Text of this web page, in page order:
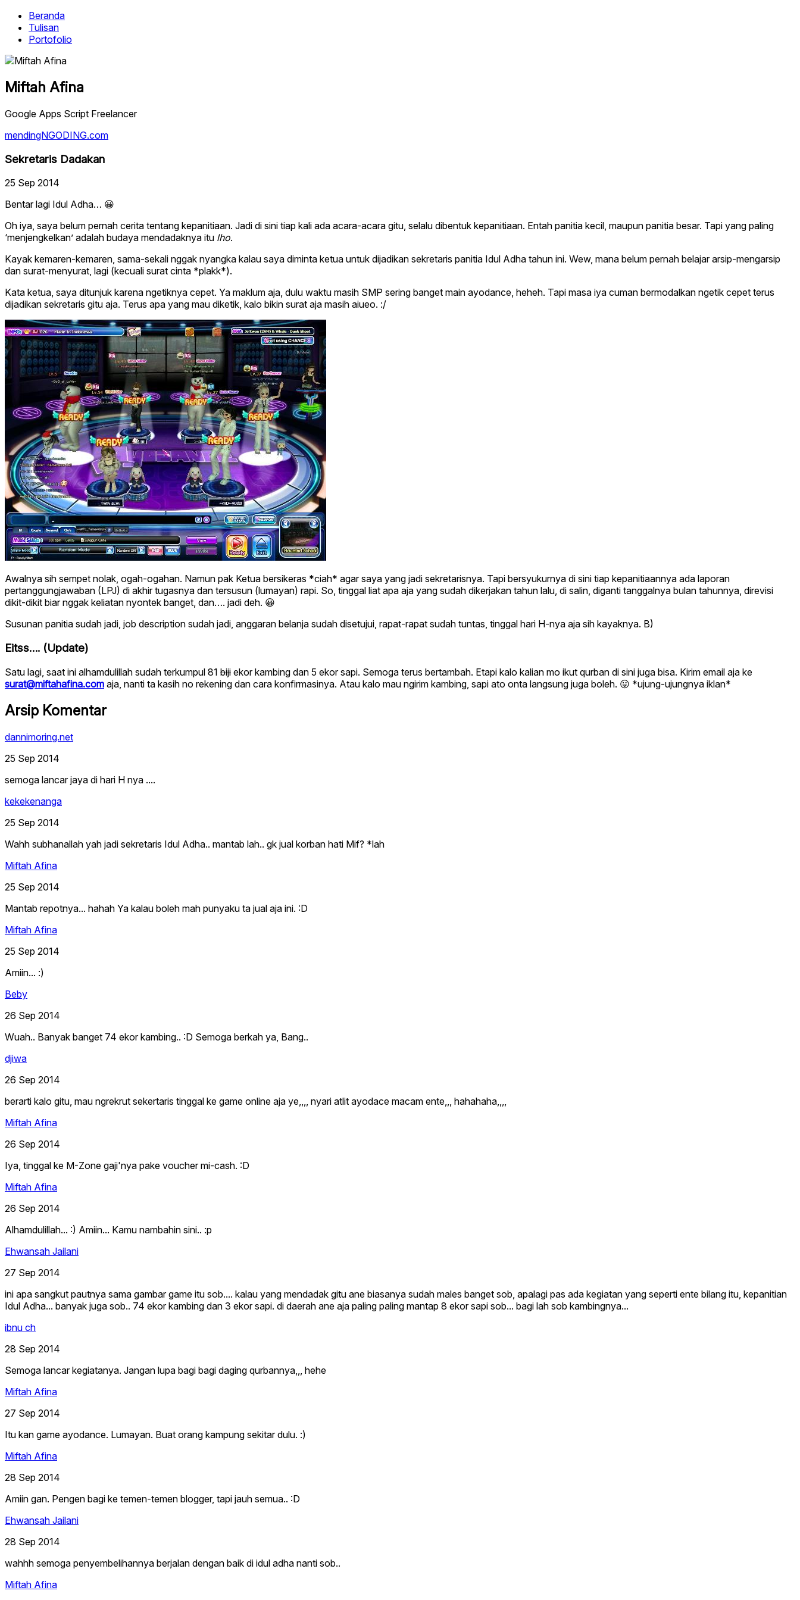
Beranda
Tulisan
Portofolio
Miftah Afina
Google Apps Script Freelancer
mendingNGODING.com
Sekretaris Dadakan
25 Sep 2014
Bentar lagi Idul Adha… 😀
Oh iya, saya belum pernah cerita tentang kepanitiaan. Jadi di sini tiap kali ada acara-acara gitu, selalu dibentuk kepanitiaan. Entah panitia kecil, maupun panitia besar. Tapi yang paling
‘menjengkelkan’ adalah budaya mendadaknya itu lho.
Kayak kemaren-kemaren, sama-sekali nggak nyangka kalau saya diminta ketua untuk dijadikan sekretaris panitia Idul Adha tahun ini. Wew, mana belum pernah belajar arsip-mengarsip
dan surat-menyurat, lagi (kecuali surat cinta *plakk*).
Kata ketua, saya ditunjuk karena ngetiknya cepet. Ya maklum aja, dulu waktu masih SMP sering banget main ayodance, heheh. Tapi masa iya cuman bermodalkan ngetik cepet terus
dijadikan sekretaris gitu aja. Terus apa yang mau diketik, kalo bikin surat aja masih aiueo. :/
Awalnya sih sempet nolak, ogah-ogahan. Namun pak Ketua bersikeras *ciah* agar saya yang jadi sekretarisnya. Tapi bersyukurnya di sini tiap kepanitiaannya ada laporan
pertanggungjawaban (LPJ) di akhir tugasnya dan tersusun (lumayan) rapi. So, tinggal liat apa aja yang sudah dikerjakan tahun lalu, di salin, diganti tanggalnya bulan tahunnya, direvisi
dikit-dikit biar nggak keliatan nyontek banget, dan…. jadi deh. 😀
Susunan panitia sudah jadi, job description sudah jadi, anggaran belanja sudah disetujui, rapat-rapat sudah tuntas, tinggal hari H-nya aja sih kayaknya. B)
Eitss…. (Update)
Satu lagi, saat ini alhamdulillah sudah terkumpul 81 biji ekor kambing dan 5 ekor sapi. Semoga terus bertambah. Etapi kalo kalian mo ikut qurban di sini juga bisa. Kirim email aja ke
surat@miftahafina.com aja, nanti ta kasih no rekening dan cara konfirmasinya. Atau kalo mau ngirim kambing, sapi ato onta langsung juga boleh. 😛 *ujung-ujungnya iklan*
Arsip Komentar
dannimoring.net
25 Sep 2014
semoga lancar jaya di hari H nya ....
kekekenanga
25 Sep 2014
Wahh subhanallah yah jadi sekretaris Idul Adha.. mantab lah.. gk jual korban hati Mif? *lah
Miftah Afina
25 Sep 2014
Mantab repotnya... hahah Ya kalau boleh mah punyaku ta jual aja ini. :D
Miftah Afina
25 Sep 2014
Amiin... :)
Beby
26 Sep 2014
Wuah.. Banyak banget 74 ekor kambing.. :D Semoga berkah ya, Bang..
djiwa
26 Sep 2014
berarti kalo gitu, mau ngrekrut sekertaris tinggal ke game online aja ye,,,, nyari atlit ayodace macam ente,,, hahahaha,,,,
Miftah Afina
26 Sep 2014
Iya, tinggal ke M-Zone gaji'nya pake voucher mi-cash. :D
Miftah Afina
26 Sep 2014
Alhamdulillah... :) Amiin... Kamu nambahin sini.. :p
Ehwansah Jailani
27 Sep 2014
ini apa sangkut pautnya sama gambar game itu sob.... kalau yang mendadak gitu ane biasanya sudah males banget sob, apalagi pas ada kegiatan yang seperti ente bilang itu, kepanitian
Idul Adha... banyak juga sob.. 74 ekor kambing dan 3 ekor sapi. di daerah ane aja paling paling mantap 8 ekor sapi sob... bagi lah sob kambingnya...
ibnu ch
28 Sep 2014
Semoga lancar kegiatanya. Jangan lupa bagi bagi daging qurbannya,,, hehe
Miftah Afina
27 Sep 2014
Itu kan game ayodance. Lumayan. Buat orang kampung sekitar dulu. :)
Miftah Afina
28 Sep 2014
Amiin gan. Pengen bagi ke temen-temen blogger, tapi jauh semua.. :D
Ehwansah Jailani
28 Sep 2014
wahhh semoga penyembelihannya berjalan dengan baik di idul adha nanti sob..
Miftah Afina